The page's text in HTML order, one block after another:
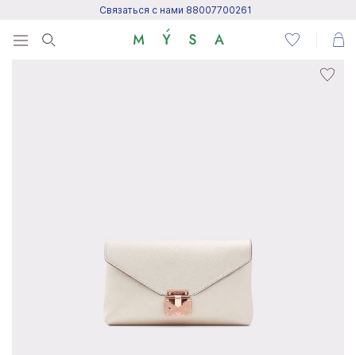
Связаться с нами 88007700261